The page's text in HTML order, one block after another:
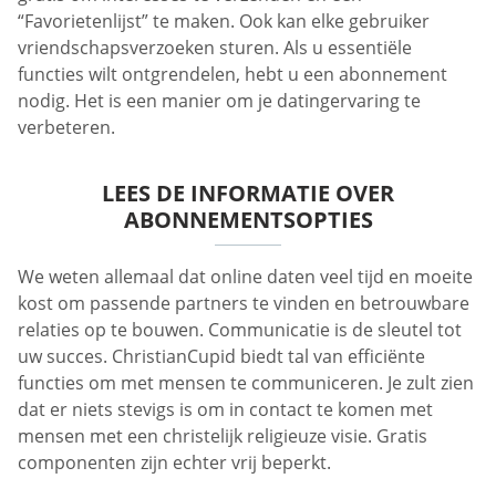
“Favorietenlijst” te maken. Ook kan elke gebruiker
vriendschapsverzoeken sturen. Als u essentiële
functies wilt ontgrendelen, hebt u een abonnement
nodig. Het is een manier om je datingervaring te
verbeteren.
LEES DE INFORMATIE OVER
ABONNEMENTSOPTIES
We weten allemaal dat online daten veel tijd en moeite
kost om passende partners te vinden en betrouwbare
relaties op te bouwen. Communicatie is de sleutel tot
uw succes. ChristianCupid biedt tal van efficiënte
functies om met mensen te communiceren. Je zult zien
dat er niets stevigs is om in contact te komen met
mensen met een christelijk religieuze visie. Gratis
componenten zijn echter vrij beperkt.